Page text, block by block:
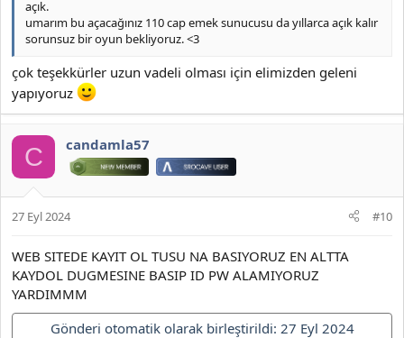
açık.
umarım bu açacağınız 110 cap emek sunucusu da yıllarca açık kalır
sorunsuz bir oyun bekliyoruz. <3
çok teşekkürler uzun vadeli olması için elimizden geleni
yapıyoruz
C candamla57
27 Eyl 2024 #10
WEB SITEDE KAYIT OL TUSU NA BASIYORUZ EN ALTTA
KAYDOL DUGMESINE BASIP ID PW ALAMIYORUZ
YARDIMMM
Gönderi otomatik olarak birleştirildi: 27 Eyl 2024